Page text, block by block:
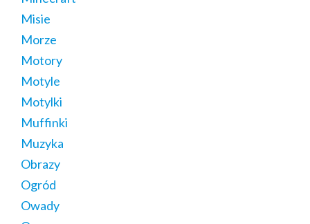
Misie
Morze
Motory
Motyle
Motylki
Muffinki
Muzyka
Obrazy
Ogród
Owady